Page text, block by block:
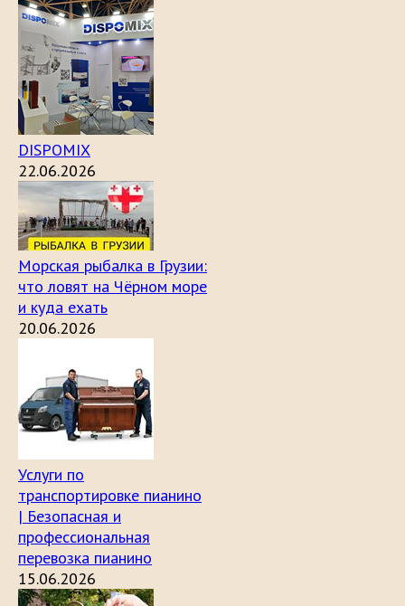
DISPOMIX
22.06.2026
Морская рыбалка в Грузии:
что ловят на Чёрном море
и куда ехать
20.06.2026
Услуги по
транспортировке пианино
| Безопасная и
профессиональная
перевозка пианино
15.06.2026